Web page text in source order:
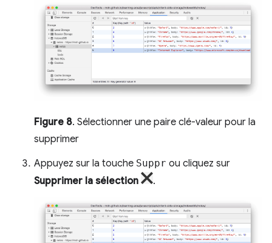
Figure 8. Sélectionner une paire clé-valeur pour la
supprimer
Appuyez sur la touche Suppr ou cliquez sur
Supprimer la sélection
.